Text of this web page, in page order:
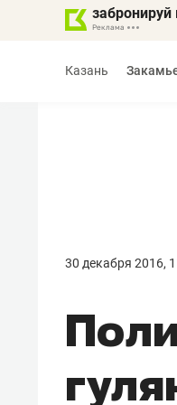
забронируй
Казань
30 декабря 2016,